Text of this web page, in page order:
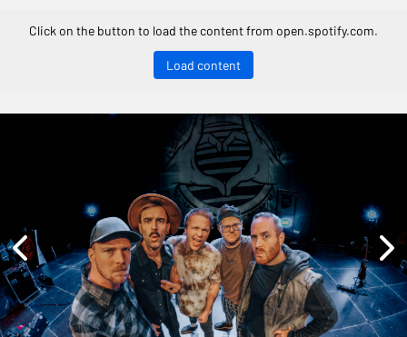
Click on the button to load the content from open.spotify.com.
Load content